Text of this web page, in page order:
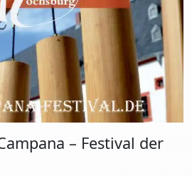
– Festival der